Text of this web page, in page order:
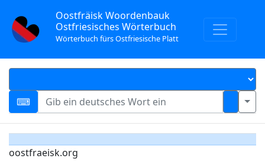
Oostfräisk Woordenbauk
Ostfriesisches Wörterbuch
Wörterbuch fürs Ostfriesische Platt
oostfraeisk.org